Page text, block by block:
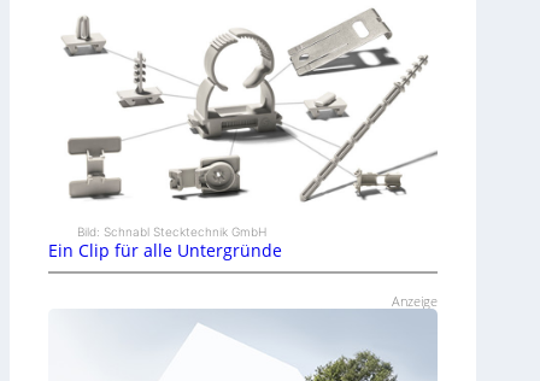
Bild: Schnabl Stecktechnik GmbH
Ein Clip für alle Untergründe
Anzeige